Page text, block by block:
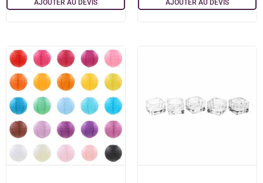
AJOUTER AU DEVIS AJOUTER AU DEVIS